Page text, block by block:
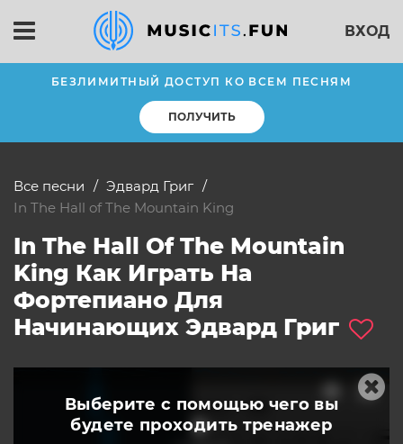
ВХОД
БЕЗЛИМИТНЫЙ ДОСТУП КО ВСЕМ ПЕСНЯМ
ПОЛУЧИТЬ
Все песни
Эдвард Григ
In The Hall of The Mountain King
In The Hall Of The Mountain
King Как Играть На
Фортепиано Для
Начинающих Эдвард Григ
Выберите с помощью чего вы
будете проходить тренажер